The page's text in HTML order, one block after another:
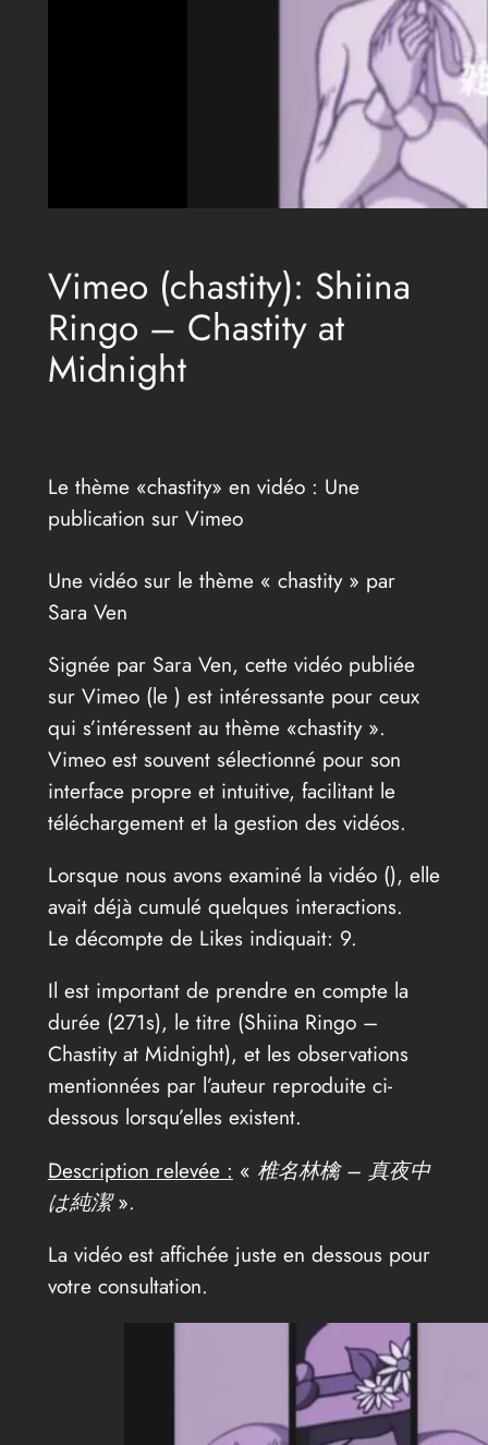
Vimeo (chastity): Shiina
Ringo – Chastity at
Midnight
Le thème «chastity» en vidéo : Une
publication sur Vimeo
Une vidéo sur le thème « chastity » par
Sara Ven
Signée par Sara Ven, cette vidéo publiée
sur Vimeo (le ) est intéressante pour ceux
qui s’intéressent au thème «chastity ».
Vimeo est souvent sélectionné pour son
interface propre et intuitive, facilitant le
téléchargement et la gestion des vidéos.
Lorsque nous avons examiné la vidéo (), elle
avait déjà cumulé quelques interactions.
Le décompte de Likes indiquait: 9.
Il est important de prendre en compte la
durée (271s), le titre (Shiina Ringo –
Chastity at Midnight), et les observations
mentionnées par l’auteur reproduite ci-
dessous lorsqu’elles existent.
Description relevée : « 椎名林檎 – 真夜中
は純潔».
La vidéo est affichée juste en dessous pour
votre consultation.